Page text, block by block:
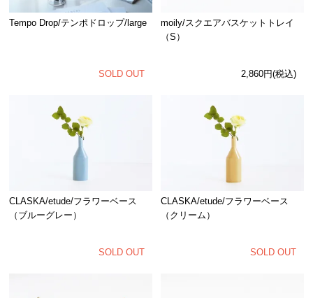
Tempo Drop/テンポドロップ/large
SOLD OUT
moily/スクエアバスケットトレイ
（S）
2,860円(税込)
CLASKA/etude/フラワーベース
（ブルーグレー）
SOLD OUT
CLASKA/etude/フラワーベース
（クリーム）
SOLD OUT